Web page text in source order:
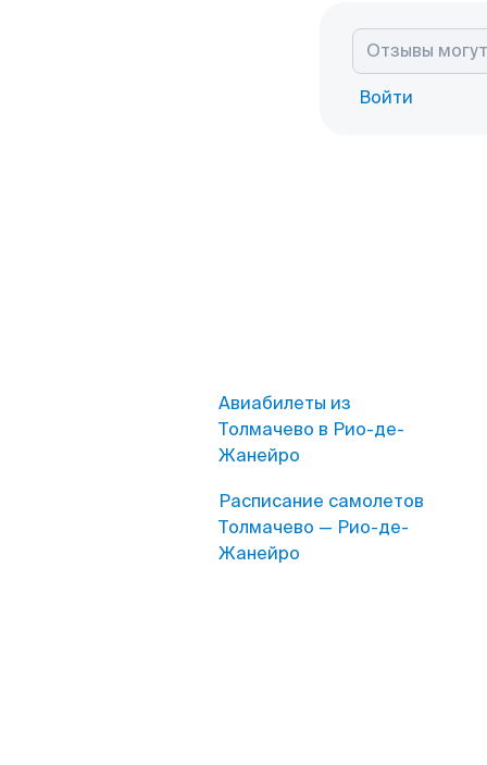
Войти
Авиабилеты из
Толмачево в Рио-де-
Жанейро
Расписание самолетов
Толмачево — Рио-де-
Жанейро